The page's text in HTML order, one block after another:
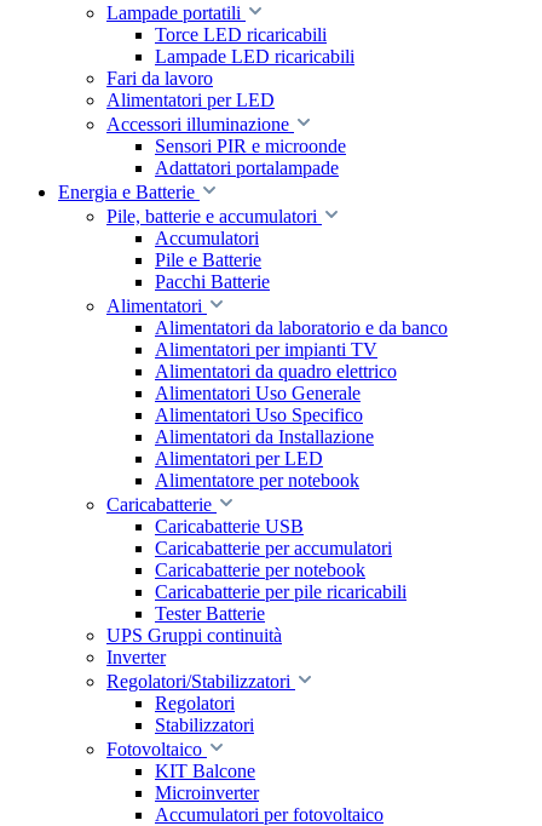
Lampade portatili
Torce LED ricaricabili
Lampade LED ricaricabili
Fari da lavoro
Alimentatori per LED
Accessori illuminazione
Sensori PIR e microonde
Adattatori portalampade
Energia e Batterie
Pile, batterie e accumulatori
Accumulatori
Pile e Batterie
Pacchi Batterie
Alimentatori
Alimentatori da laboratorio e da banco
Alimentatori per impianti TV
Alimentatori da quadro elettrico
Alimentatori Uso Generale
Alimentatori Uso Specifico
Alimentatori da Installazione
Alimentatori per LED
Alimentatore per notebook
Caricabatterie
Caricabatterie USB
Caricabatterie per accumulatori
Caricabatterie per notebook
Caricabatterie per pile ricaricabili
Tester Batterie
UPS Gruppi continuità
Inverter
Regolatori/Stabilizzatori
Regolatori
Stabilizzatori
Fotovoltaico
KIT Balcone
Microinverter
Accumulatori per fotovoltaico